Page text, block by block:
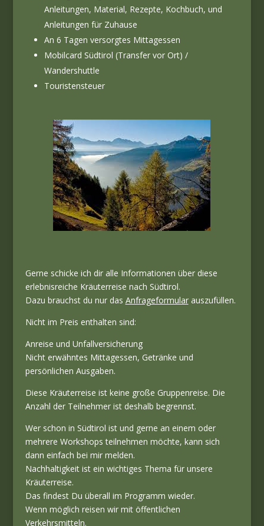
Anleitungen, Material, Rezepte, Kochbuch, und
Anleitungen für Zuhause
An 6 Tagen versorgtes Mittagessen
Mobilcard Südtirol (Transfer vor Ort) /
Wandershuttle
Touristensteuer
Gerne schicke ich dir alle Informationen über diese
erlebnisreiche Kräuterreise nach Südtirol.
Dazu brauchst du nur das Anfrageformularauszufüllen.
Nicht im Preis enthalten sind:
Anreise und Unfallversicherung
Nicht erwähntes Mittagessen, Getränke und
persönlichen Ausgaben.
Diese Kräuterreise ist keine große Gruppenreise. Die
Anzahl der Teilnehmer ist deshalb begrennst.
Wer schon in Südtirol ist und gerne an einem oder
mehrere Workshops teilnehmen möchte, kann sich
dann einfach bei mir melden.
Nachhaltigkeit ist ein wichtiges Thema für unsere
Kräuterreise.
Das findest Du überall im Programm wieder.
Wenn möglich reisen wir mit öffentlichen
Verkehrsmitteln.